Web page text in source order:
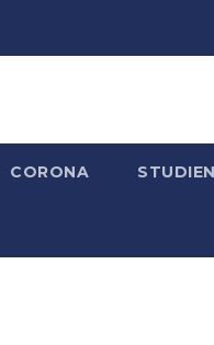
CORONA STUDIEN